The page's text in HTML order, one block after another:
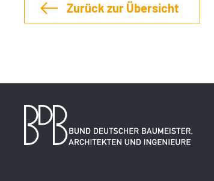
Zurück zur Übersicht